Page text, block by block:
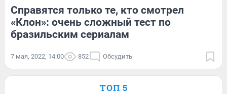
Справятся только те, кто смотрел
«Клон»: очень сложный тест по
бразильским сериалам
7 мая, 2022, 14:00 852 Обсудить
ТОП 5